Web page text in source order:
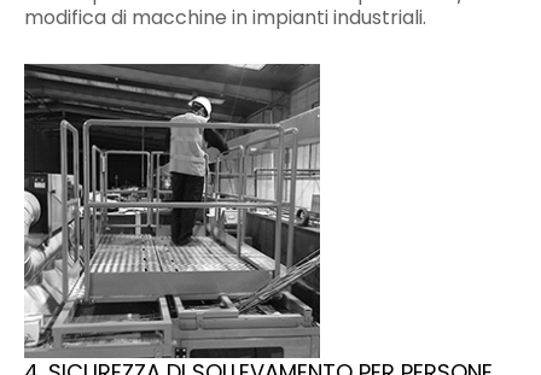
modifica di macchine in impianti industriali.